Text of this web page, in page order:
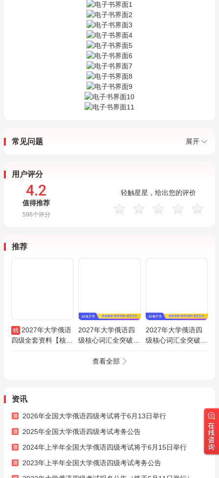
常见问题 展开
用户评分
4.2
值得推荐
596个评分
轻触星星，给出您的评价
推荐
精 2027年大学俄语
四级全套资料【核心
2027年大学俄语四
级核心词汇全突破
2027年大学俄语四
级核心词汇全突破
查看全部
资讯
2026年全国大学俄语四级考试将于6月13日举行
2025年全国大学俄语四级考试考务公告
2024年上半年全国大学俄语四级考试将于6月15日举行
2023年上半年全国大学俄语四级考试考务公告